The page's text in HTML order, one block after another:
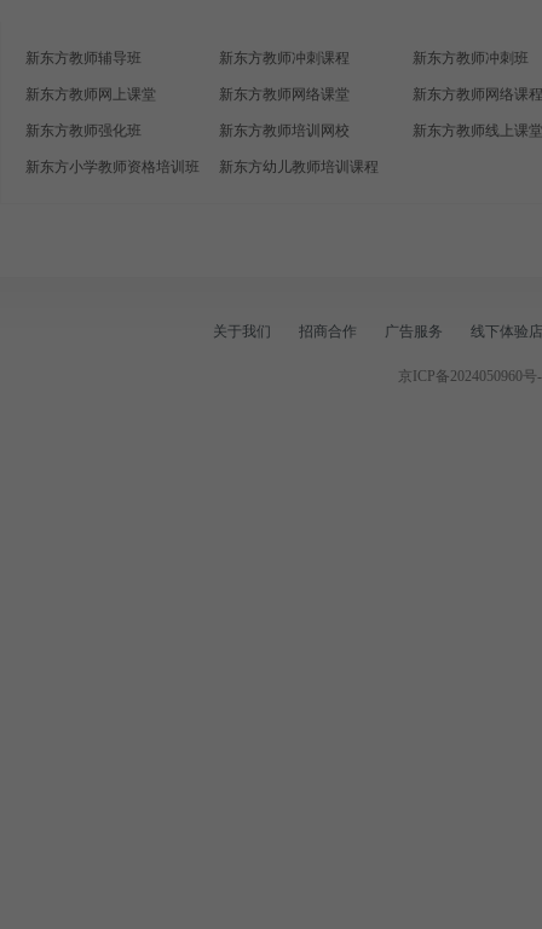
新东方教师辅导班 新东方教师冲刺课程 新东方教师冲刺班
新东方教师网上课堂 新东方教师网络课堂 新东方教师网络课程
新东方教师强化班 新东方教师培训网校 新东方教师线上课堂
新东方小学教师资格培训班 新东方幼儿教师培训课程
关于我们 招商合作 广告服务 线下体验店
京ICP备2024050960号